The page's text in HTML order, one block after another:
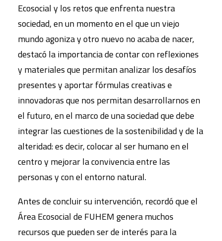
Ecosocial y los retos que enfrenta nuestra
sociedad, en un momento en el que un viejo
mundo agoniza y otro nuevo no acaba de nacer,
destacó la importancia de contar con reflexiones
y materiales que permitan analizar los desafíos
presentes y aportar fórmulas creativas e
innovadoras que nos permitan desarrollarnos en
el futuro, en el marco de una sociedad que debe
integrar las cuestiones de la sostenibilidad y de la
alteridad: es decir, colocar al ser humano en el
centro y mejorar la convivencia entre las
personas y con el entorno natural.
Antes de concluir su intervención, recordó que el
Área Ecosocial de FUHEM genera muchos
recursos que pueden ser de interés para la